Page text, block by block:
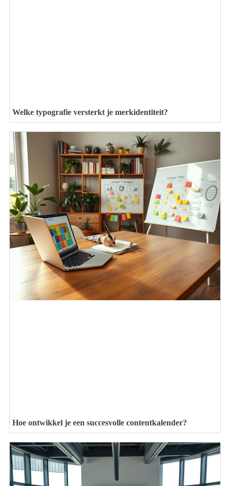
Welke typografie versterkt je merkidentiteit?
Hoe ontwikkel je een succesvolle contentkalender?